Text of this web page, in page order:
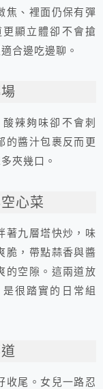
焦、裡面仍保有彈
顯立體卻不會搶
合邊吃邊聊。
辣夠味卻不會刺
的醬汁包裹反而更
夾幾口。
心菜
著九層塔快炒，味
脆，帶點蒜香與醬
的空隙。這兩道放
很踏實的日常組
收尾。女兒一路忍